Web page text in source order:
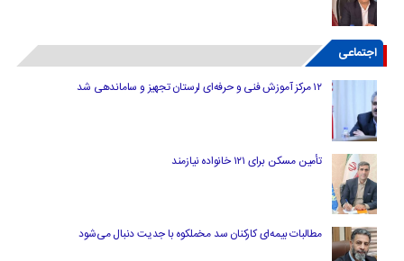
اجتماعی
۱۲ مرکز آموزش فنی و حرفه‌ای لرستان تجهیز و ساماندهی شد
تأمین مسکن برای ۱۲۱ خانواده نیازمند
مطالبات بیمه‌ای کارکنان سد مخملکوه با جدیت دنبال می‌شود